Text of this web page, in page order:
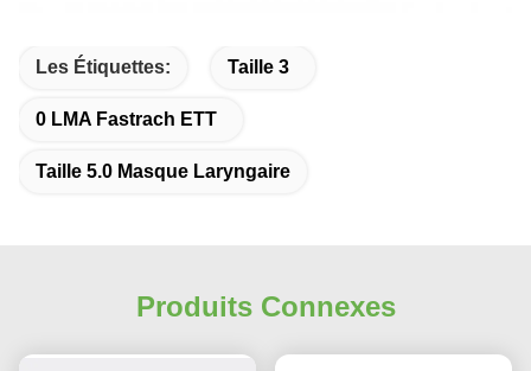
Les Étiquettes: Taille 3
0 LMA Fastrach ETT
Taille 5.0 Masque Laryngaire
Produits Connexes